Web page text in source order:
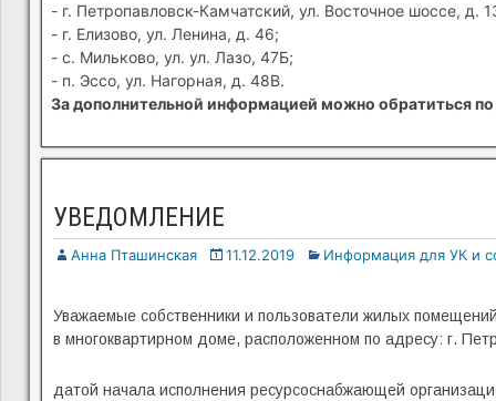
- г. Петропавловск-Камчатский, ул. Восточное шоссе, д.
- г. Елизово, ул. Ленина, д. 46;
- с. Мильково, ул. ул. Лазо, 47Б;
- п. Эссо, ул. Нагорная, д. 48В.
За дополнительной информацией можно обратиться
УВЕДОМЛЕНИЕ
Анна Пташинская 11.12.2019 Информация для УК и
Уважаемые собственники и пользователи жилых
в многоквартирном доме, расположенном по адресу: г.
датой начала исполнения ресурсоснабжающей